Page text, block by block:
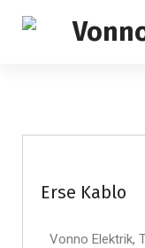
Erse Kablo
Vonno Elektrik,